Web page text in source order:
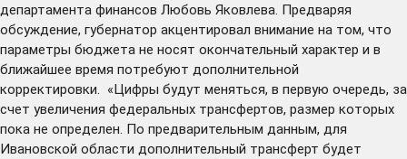
департамента финансов Любовь Яковлева. Предваряя
обсуждение, губернатор акцентировал внимание на том, что
параметры бюджета не носят окончательный характер и в
ближайшее время потребуют дополнительной
корректировки. «Цифры будут меняться, в первую очередь, за
счет увеличения федеральных трансфертов, размер которых
пока не определен. По предварительным данным, для
Ивановской области дополнительный трансферт будет